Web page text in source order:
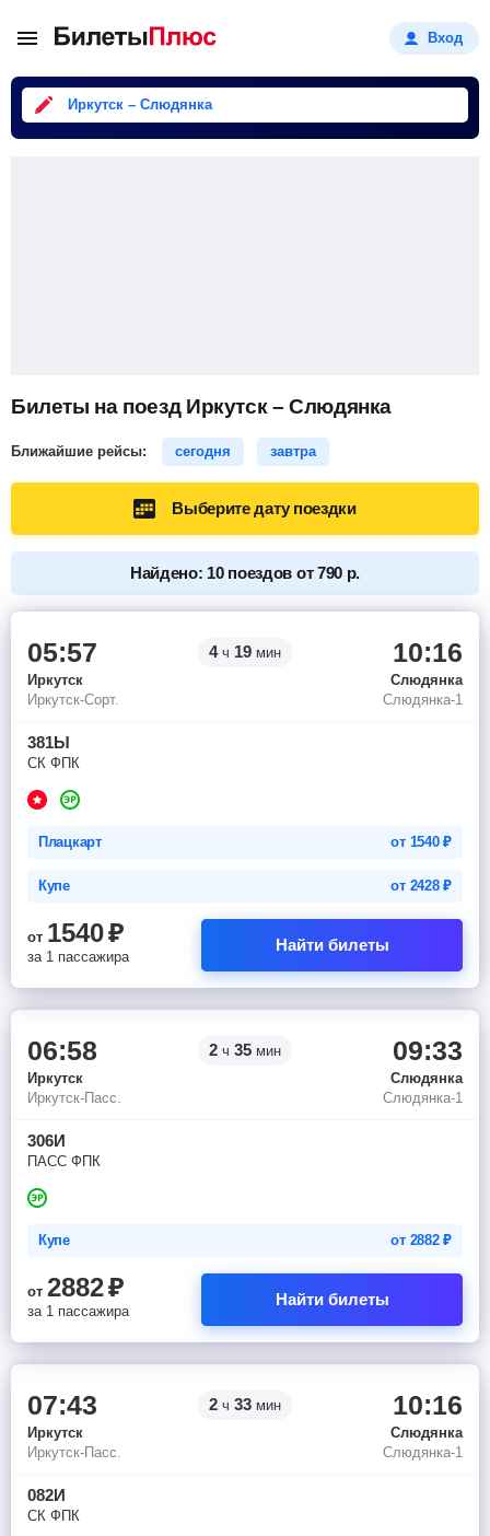
Вход
Иркутск – Слюдянка
Билеты на поезд Иркутск – Слюдянка
Ближайшие рейсы: сегодня завтра
Выберите дату поездки
Найдено: 10 поездов от 790 р.
05:57 4ч 19 мин 10:16
Иркутск
Слюдянка
Иркутск-Сорт.
Слюдянка-1
381Ы
СК ФПК
Плацкарт от 1540₽
Купе от 2428₽
от 1540₽
за 1 пассажира
Найти билеты
06:58 2 ч 35 мин 09:33
Иркутск
Слюдянка
Иркутск-Пасс.
Слюдянка-1
306И
ПАСС ФПК
Купе от 2882₽
от 2882₽
за 1 пассажира
Найти билеты
07:43 2 ч 33 мин 10:16
Иркутск
Слюдянка
Иркутск-Пасс.
Слюдянка-1
082И
СК ФПК